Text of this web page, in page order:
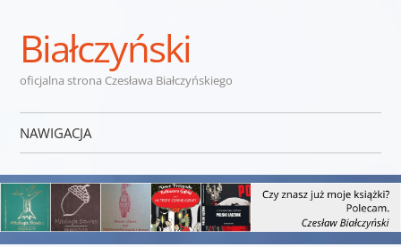
Białczyński
oficjalna strona Czesława Białczyńskiego
NAWIGACJA